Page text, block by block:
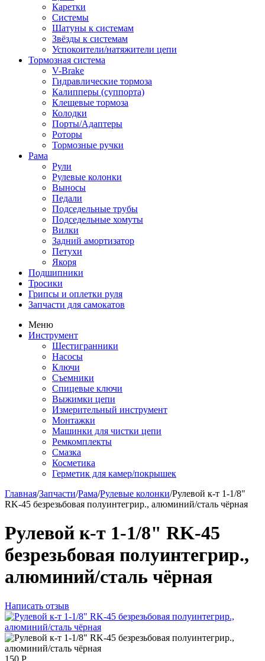
Каретки
Системы
Шатуны к системам
Звёзды к системам
Успокоители/натяжители цепи
Тормозная система
V-Brake
Гидравлические тормоза
Калипперы (суппорта)
Клещевые тормоза
Колодки
Порты/Адаптеры
Роторы
Тормозные ручки
Рама
Рули
Рулевые колонки
Выносы
Педали
Подседельные трубы
Подседельные хомуты
Вилки
Задний амортизатор
Петухи
Якоря
Подшипники
Тросики
Грипсы и оплетки руля
Запчасти для самокатов
Меню
Инструмент
Шестигранники
Насосы
Ключи
Съемники
Спицевые ключи
Выжимки цепи
Измерительный инструмент
Монтажки
Машинки для чистки цепи
Ремкомплекты
Смазка
Косметика
Герметик для камер/покрышек
Главная/Запчасти/Рама/Рулевые колонки/Рулевой к-т 1-1/8"
RK-45 безрезьбовая полуинтегрир., алюминий/сталь чёрная
Рулевой к-т 1-1/8" RK-45
безрезьбовая полуинтегрир.,
алюминий/сталь чёрная
Написать отзыв
150 Р